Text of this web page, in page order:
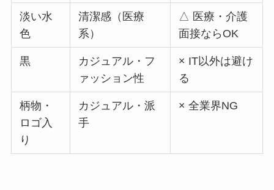
淡い水
色
清潔感（医療
系）
△ 医療・介護
面接ならOK
黒
カジュアル・フ
ァッション性
× IT以外は避け
る
柄物・
ロゴ入
り
カジュアル・派
手
× 全業界NG